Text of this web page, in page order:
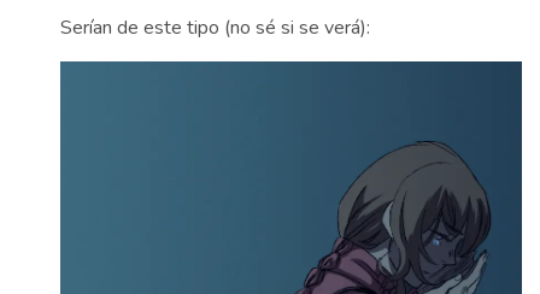
Serían de este tipo (no sé si se verá):